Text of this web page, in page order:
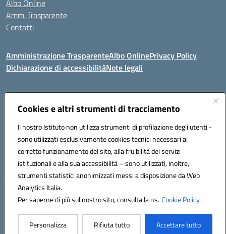
Cookies e altri strumenti di tracciamento
Il nostro Istituto non utilizza strumenti di profilazione degli utenti -
sono utilizzati esclusivamente cookies tecnici necessari al
corretto funzionamento del sito, alla fruibilità dei servizi
istituzionali e alla sua accessibilità – sono utilizzati, inoltre,
strumenti statistici anonimizzati messi a disposizione da Web
Analytics Italia.
Per saperne di più sul nostro sito, consulta la ns.Cookie Policy.
Personalizza Rifiuta tutto Accettare tutto
Albo Online
Amm. Trasparente
Contatti
Amministrazione TrasparenteAlbo OnlinePrivacy Policy
Dichiarazione di accessibilitàNote legali
Indirizzo:VIA S. LEONARDO 90024 GANGI (PA)
Posta elettronica certificata (PEC):paic84500b@pec.istruzione.it
Codice fiscale: 95005240825
Codice meccanografico: PAIC84500B
Hosting & Powered by 3D Solution S.r.l.
Concept & Design by Designers Italia